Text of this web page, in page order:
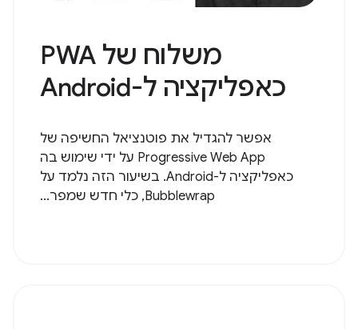
משלוח של PWA
כאפליקציה ל-Android
אפשר להגדיל את פוטנציאל החשיפה של
Progressive Web App על ידי שימוש בה
כאפליקציה ל-Android. בשיעור הזה נלמד על
Bubblewrap, כלי חדש שמפר...